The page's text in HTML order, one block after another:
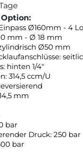
Ø160mm - 4
mm - Ø 18 mm
Ø50 mm
hinten 1/4"
314,5 ccm/U
mm
bar
Druck: 250 bar
bar